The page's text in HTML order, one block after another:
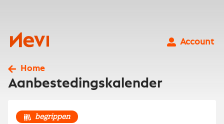
Nevi
Account
Home
Aanbestedingskalender
begrippen